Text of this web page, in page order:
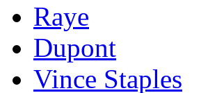
Raye
Dupont
Vince Staples